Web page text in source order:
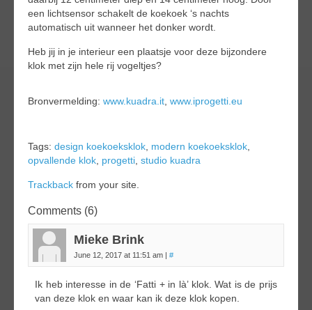
een lichtsensor schakelt de koekoek ‘s nachts
automatisch uit wanneer het donker wordt.
Heb jij in je interieur een plaatsje voor deze bijzondere
klok met zijn hele rij vogeltjes?
Bronvermelding: www.kuadra.it www.iprogetti.eu
Tags: design koekoeksklok modern koekoeksklok
opvallende klok progetti studio kuadra
Trackback from your site.
Comments (6)
Mieke Brink
June 12, 2017 at 11:51 am | #
Ik heb interesse in de ‘Fatti + in là’ klok. Wat is de prijs
van deze klok en waar kan ik deze klok kopen.